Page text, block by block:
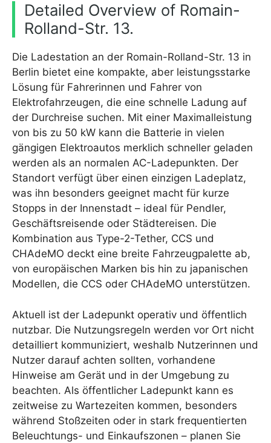
Detailed Overview of Romain-
Rolland-Str. 13.
Die Ladestation an der Romain-Rolland-Str. 13 in
Berlin bietet eine kompakte, aber leistungsstarke
Lösung für Fahrerinnen und Fahrer von
Elektrofahrzeugen, die eine schnelle Ladung auf
der Durchreise suchen. Mit einer Maximalleistung
von bis zu 50 kW kann die Batterie in vielen
gängigen Elektroautos merklich schneller geladen
werden als an normalen AC-Ladepunkten. Der
Standort verfügt über einen einzigen Ladeplatz,
was ihn besonders geeignet macht für kurze
Stopps in der Innenstadt – ideal für Pendler,
Geschäftsreisende oder Städtereisen. Die
Kombination aus Type-2-Tether, CCS und
CHAdeMO deckt eine breite Fahrzeugpalette ab,
von europäischen Marken bis hin zu japanischen
Modellen, die CCS oder CHAdeMO unterstützen.
Aktuell ist der Ladepunkt operativ und öffentlich
nutzbar. Die Nutzungsregeln werden vor Ort nicht
detailliert kommuniziert, weshalb Nutzerinnen und
Nutzer darauf achten sollten, vorhandene
Hinweise am Gerät und in der Umgebung zu
beachten. Als öffentlicher Ladepunkt kann es
zeitweise zu Wartezeiten kommen, besonders
während Stoßzeiten oder in stark frequentierten
Beleuchtungs- und Einkaufszonen – planen Sie